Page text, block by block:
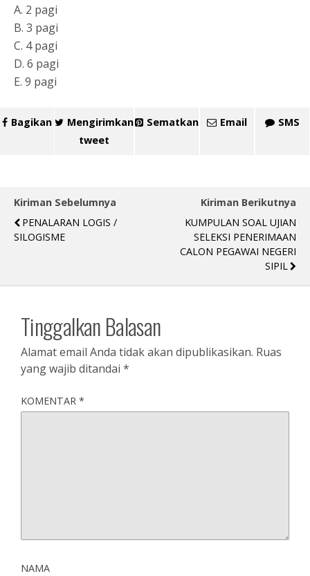
A. 2 pagi
B. 3 pagi
C. 4 pagi
D. 6 pagi
E. 9 pagi
Bagikan
Mengirimkan
tweet
Sematkan Email SMS
Kiriman Sebelumnya
PENALARAN LOGIS /
SILOGISME
Kiriman Berikutnya
KUMPULAN SOAL UJIAN
SELEKSI PENERIMAAN
CALON PEGAWAI NEGERI
SIPIL
Tinggalkan Balasan
Alamat email Anda tidak akan dipublikasikan. Ruas
yang wajib ditandai *
KOMENTAR *
NAMA